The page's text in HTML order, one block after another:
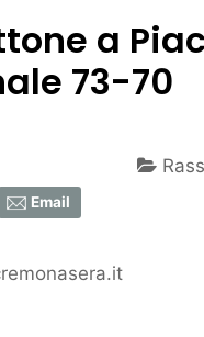
a
73-70
Email